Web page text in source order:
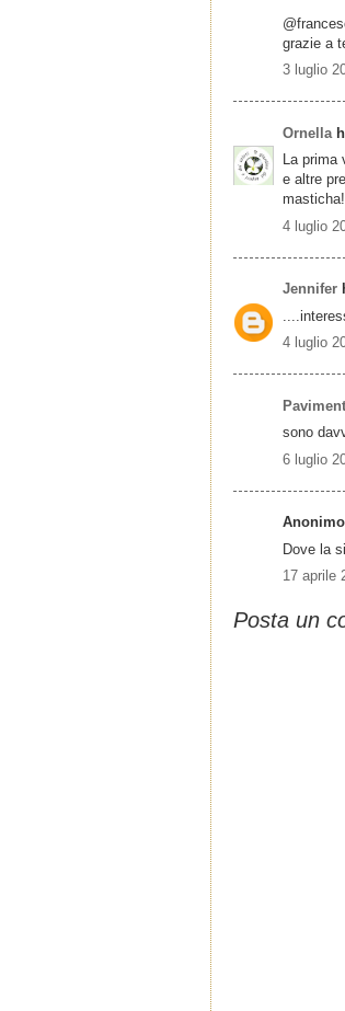
grazie a
3 luglio
Ornella
La prima
e altre
4 luglio
Jennifer
4 luglio
sono
6 luglio
Dove la
17 aprile
Posta un